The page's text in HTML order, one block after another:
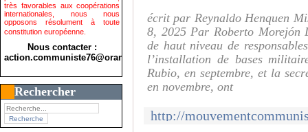
très favorables aux coopérations
internationales, nous nous
opposons résolument à toute
constitution européenne.
Nous contacter :
action.communiste76@orange.fr>
Rechercher
écrit par Reynaldo Henquen
8, 2025 Par Roberto Morejón
de haut niveau de
l’installation de bases
Rubio, en septembre, et la
en novembre, ont